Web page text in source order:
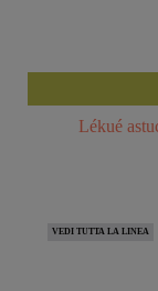
Lékué
VEDI TUTTA LA LINEA